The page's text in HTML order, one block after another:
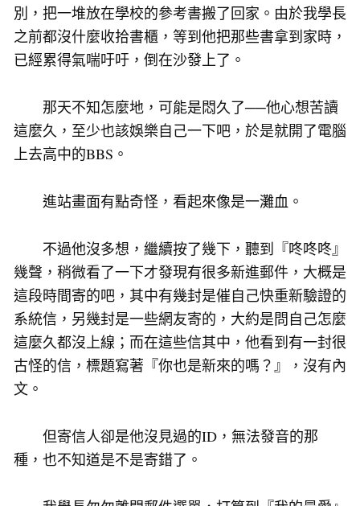
別，把一堆放在學校的參考書搬了回家。由於我學長
之前都沒什麼收拾書櫃，等到他把那些書拿到家時，
已經累得氣喘吁吁，倒在沙發上了。
那天不知怎麼地，可能是悶久了──他心想苦讀
這麼久，至少也該娛樂自己一下吧，於是就開了電腦
上去高中的BBS。
進站畫面有點奇怪，看起來像是一灘血。
不過他沒多想，繼續按了幾下，聽到『咚咚咚』
幾聲，稍微看了一下才發現有很多新進郵件，大概是
這段時間寄的吧，其中有幾封是催自己快重新驗證的
系統信，另幾封是一些網友寄的，大約是問自己怎麼
這麼久都沒上線；而在這些信其中，他看到有一封很
古怪的信，標題寫著『你也是新來的嗎？』，沒有內
文。
但寄信人卻是他沒見過的ID，無法發音的那
種，也不知道是不是寄錯了。